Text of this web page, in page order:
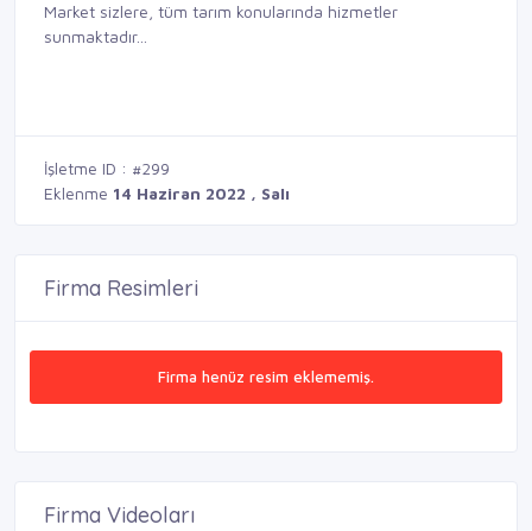
Market sizlere, tüm tarım konularında hizmetler
sunmaktadır...
İşletme ID : #299
Eklenme 14 Haziran 2022 , Salı
Firma Resimleri
Firma henüz resim eklememiş.
Firma Videoları